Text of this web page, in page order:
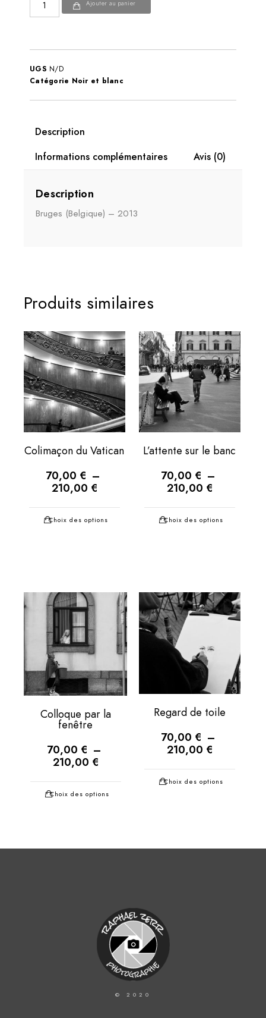
Ajouter au panier
UGS N/D
Catégorie Noir et blanc
Description
Informations complémentaires
Avis (0)
Description
Bruges (Belgique) – 2013
Produits similaires
Colimaçon du Vatican
70,00 € –
210,00 €
Choix des options
L’attente sur le banc
70,00 € –
210,00 €
Choix des options
Colloque par la
fenêtre
70,00 € –
210,00 €
Choix des options
Regard de toile
70,00 € –
210,00 €
Choix des options
© 2020